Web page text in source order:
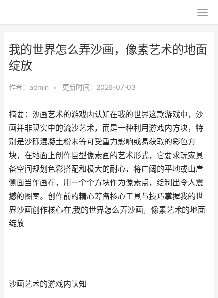
我的世界怎么弄沙画，像素艺术的地面
绽放
作者： admin • 更新时间：2026-07-03
摘要：沙画艺术的游戏内认知在我的世界这款游戏中，沙
画并非现实中的流沙艺术，而是一种利用游戏内方块，特
别是沙砾混凝土粉末等可受重力影响或易获取的彩色方
块，在地面上创作巨型像素画的艺术形式，它要求玩家具
备空间规划色彩搭配和极大的耐心，将广阔的平地或山崖
侧面当作画布，用一个个方块作为像素点，绘制出令人震
撼的图案。创作前的精心筹备核心工具与技巧掌握我的世
界沙画创作核心在,我的世界怎么弄沙画，像素艺术的地面
绽放
沙画艺术的游戏内认知